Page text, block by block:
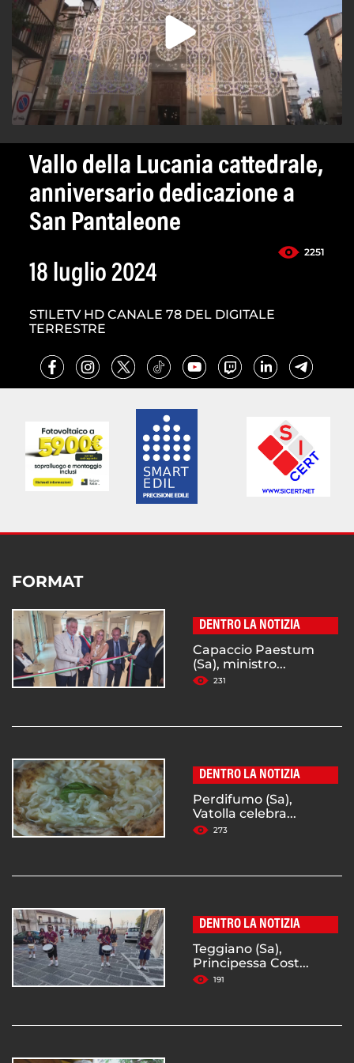
Vallo della Lucania cattedrale,
anniversario dedicazione a
San Pantaleone
2251
18 luglio 2024
STILETV HD CANALE 78 DEL DIGITALE
TERRESTRE
FORMAT
DENTRO LA NOTIZIA
Capaccio Paestum
(Sa), ministro...
231
DENTRO LA NOTIZIA
Perdifumo (Sa),
Vatolla celebra...
273
DENTRO LA NOTIZIA
Teggiano (Sa),
Principessa Cost...
191